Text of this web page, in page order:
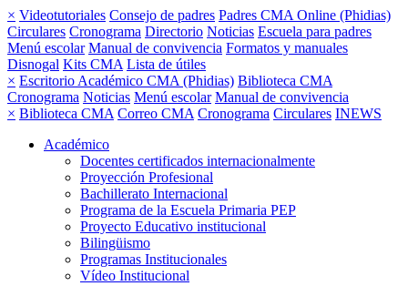
× Videotutoriales Consejo de padres Padres CMA Online (Phidias)
Circulares Cronograma Directorio Noticias Escuela para padres
Menú escolar Manual de convivencia Formatos y manuales
Disnogal Kits CMA Lista de útiles
× Escritorio Académico CMA (Phidias) Biblioteca CMA
Cronograma Noticias Menú escolar Manual de convivencia
× Biblioteca CMA Correo CMA Cronograma Circulares INEWS
Académico
Docentes certificados internacionalmente
Proyección Profesional
Bachillerato Internacional
Programa de la Escuela Primaria PEP
Proyecto Educativo institucional
Bilingüismo
Programas Institucionales
Vídeo Institucional